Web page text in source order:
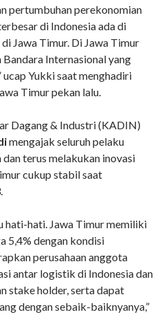
pertumbuhan perekonomian
di Indonesia ada di
Jawa Timur. Di Jawa Timur
Internasional yang
Yukki saat menghadiri
Timur pekan lalu.
Dagang & Industri (KADIN)
mengajak seluruh pelaku
terus melakukan inovasi
cukup stabil saat
hati-hati. Jawa Timur memiliki
5,4% dengan kondisi
perusahaan anggota
antar logistik di Indonesia dan
stake holder, serta dapat
dengan sebaik-baiknyanya,”